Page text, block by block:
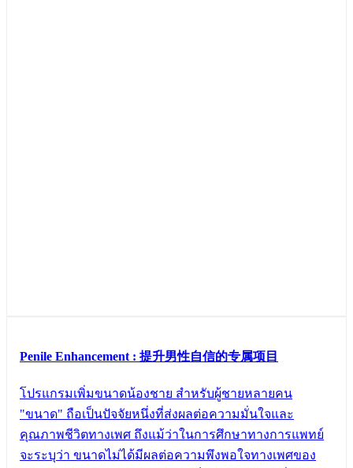
Penile Enhancement : 提升男性自信的专属项目
โปรแกรมเพิ่มขนาดน้องชาย สำหรับผู้ชายหลายคน
"ขนาด" ถือเป็นปัจจัยหนึ่งที่ส่งผลต่อความมั่นใจและ
คุณภาพชีวิตทางเพศ ถึงแม้ว่าในการศึกษาทางการแพทย์
จะระบุว่า ขนาดไม่ได้มีผลต่อความพึงพอใจทางเพศของ